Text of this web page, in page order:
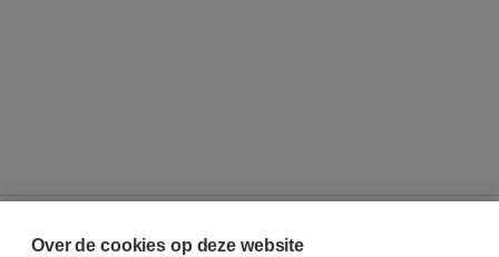
Over de cookies op deze website